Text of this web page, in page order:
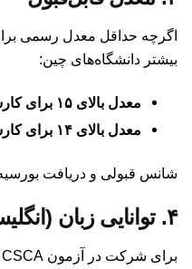
اگرچه حداقل معدل رسمی
بیشتر دانشگاه‌های چین:
معدل بالای ۱۵ برای کارشناسی
معدل بالای ۱۴ برای کارشناسی‌ارشد
شانس قبولی و دریافت
۴. توانایی زبان (انگلیسی یا چینی)